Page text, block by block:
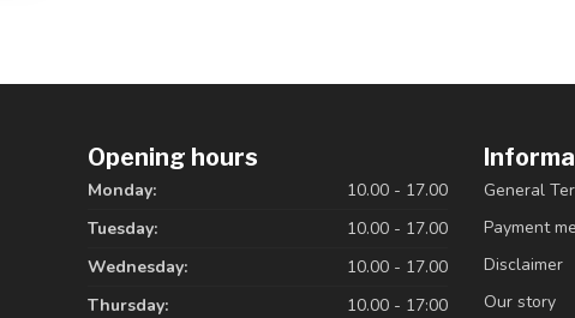
Opening hours
Monday:
10.00 - 17.00
Tuesday:
10.00 - 17.00
Wednesday:
10.00 - 17.00
Thursday:
10.00 - 17:00
General
Payment
Disclaimer
Our story